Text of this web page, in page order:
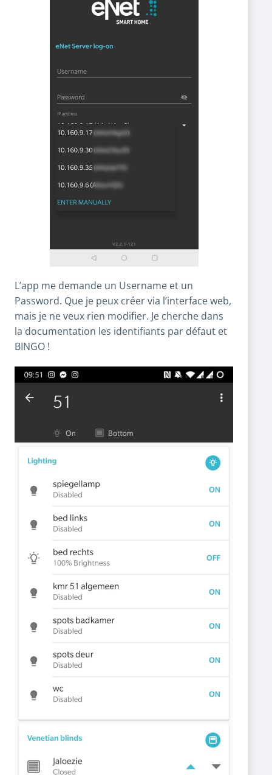
L’app me demande un Username et un
Password. Que je peux créer via l’interface web,
mais je ne veux rien modifier. Je cherche dans
la documentation les identifiants par défaut et
BINGO !